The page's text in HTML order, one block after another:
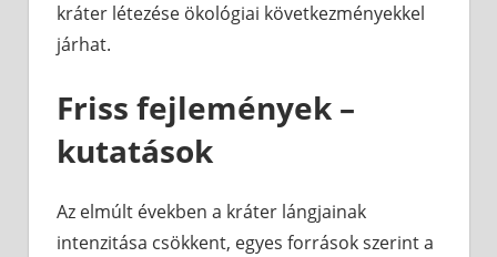
kráter létezése ökológiai következményekkel
járhat.
Friss fejlemények –
kutatások
Az elmúlt években a kráter lángjainak
intenzitása csökkent, egyes források szerint a